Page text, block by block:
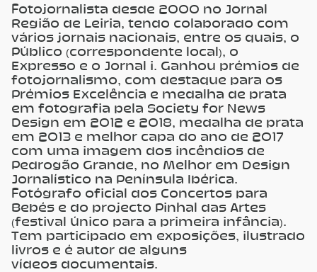
Fotojornalista desde 2000 no Jornal
Região de Leiria, tendo colaborado com
vários jornais nacionais, entre os quais, o
Público (correspondente local), o
Expresso e o Jornal i. Ganhou prémios de
fotojornalismo, com destaque para os
Prémios Excelência e medalha de prata
em fotografia pela Society for News
Design em 2012 e 2018, medalha de prata
em 2013 e melhor capa do ano de 2017
com uma imagem dos incêndios de
Pedrogão Grande, no Melhor em Design
Jornalístico na Península Ibérica.
Fotógrafo oficial dos Concertos para
Bebés e do projecto Pinhal das Artes
(festival único para a primeira infância).
Tem participado em exposições, ilustrado
livros e é autor de alguns
vídeos documentais.